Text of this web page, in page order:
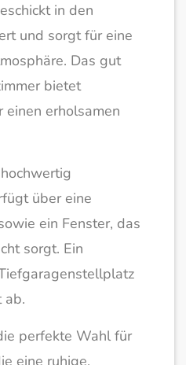
in den
und sorgt für eine
Das gut
bietet
einen erholsamen
über eine
ein Fenster, das
sorgt. Ein
ab.
perfekte Wahl für
eine ruhige,